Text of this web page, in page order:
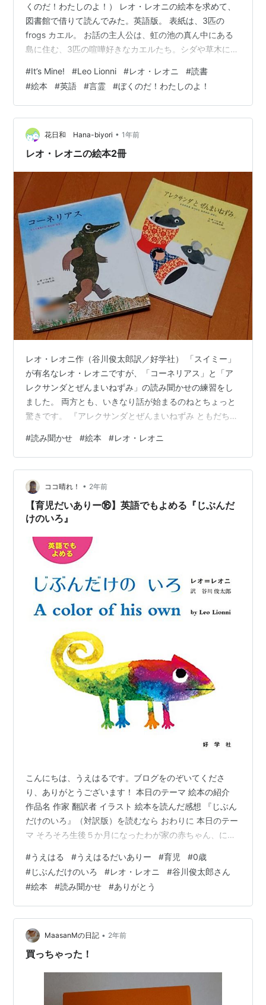
くのだ！わたしのよ！） レオ・レオニの絵本を求めて、
図書館で借りて読んでみた。英語版。 表紙は、3匹の
frogs カエル。 お話の主人公は、虹の池の真ん中にある
島に住む、3匹の喧嘩好きなカエルたち。シダや草木に覆
ト、Lydia リディア。何時も、朝から晩まで口喧嘩ばかり
している。 池の水は、ぼくのもの！みんな、出ていけ、
というミルトン。島は、ぼくのもの！みんな、出てい
け、というルパート。ちょうちょを追いかけながら、空
気はわたし…
#It’s Mine! #Leo Lionni #レオ・レオニ #読書
#絵本 #英語 #言霊 #ぼくのだ！わたしのよ！
花日和 Hana-biyori • 1年前
レオ・レオニの絵本2冊
レオ・レオニ作（谷川俊太郎訳／好学社） 「スイミー」
が有名なレオ・レオニですが、「コーネリアス」と「ア
レクサンダとぜんまいねずみ」の読み聞かせの練習をし
ました。 両方とも、いきなり話が始まるのねとちょっと
驚きです。 『アレクサンダとぜんまいねずみ ともだちを
すけて！ねずみよ！」ひめいがあがった。 という出だ
し。家ネズミのアレクサンダが人間に見つかって叫ばれ
ながら追い回される場面からです。 その後おもちゃのぜ
んまいねずみウィリーに出会い友達になりますが、人間
に大事にされているウィリーを羨ましく思うのでした。
そんなある日、生き物を別の生き物…
#読み聞かせ #絵本 #レオ・レオニ
ココ晴れ！ • 2年前
【育児だいありー⑯】英語でもよめる『じぶんだ
けのいろ』
こんにちは、うえはるです。ブログをのぞいてくださ
り、ありがとうございます！ 本日のテーマ 絵本の紹介
作品名 作家 翻訳者 イラスト 絵本を読んだ感想 『じぶん
だけのいろ』（対訳版）を読むなら おわりに 本日のテー
マ そろそろ生後５か月になったわが家の赤ちゃん、にこ
した。娘は絵本の読み聞かせが大好きで、読んであげる
と「あー」「うー」などと嬉しそうに大きな声を出し
て、興味を示してくれます。そんな娘に最近、毎日のよ
うに読んであげている本があります。本日は、英語でも
よめる 『じぶんだけのいろ』をご紹介します。 ランキン
グ参加中英語 絵本の紹介 英語で…
#うえはる #うえはるだいありー #育児 #0歳
#じぶんだけのいろ #レオ・レオニ #谷川俊太郎さん
#絵本 #読み聞かせ #ありがとう
MaasanMの日記 • 2年前
買っちゃった！